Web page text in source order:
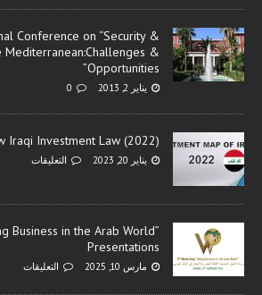
Conference on “Security &
Mediterranean:Challenges &
Opportunities”
يناير 2, 2013 0
Iraqi Investment Law (2022)
يناير 20, 2023 التعليقات
Business in the Arab World”
Presentations
مارس 10, 2025 التعليقات